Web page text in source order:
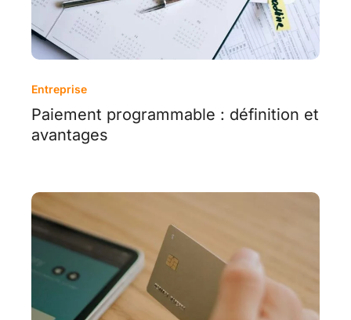
Paiement programmable : définition et
avantages
Entreprise